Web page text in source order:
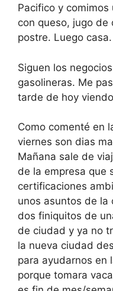
Pacifico y
con queso, jugo de
postre. Luego casa.
Siguen los
gasolineras. Me
tarde de hoy
Como comenté en
viernes son dias
Mañana sale de
de la empresa que
certificaciones
unos asuntos de la
dos finiquitos de
de ciudad y ya no
la nueva ciudad
para ayudarnos en
porque tomara